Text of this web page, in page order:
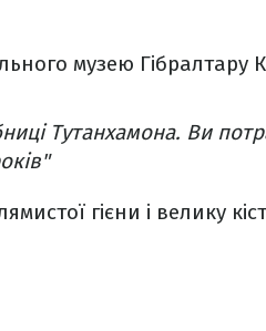
музею Гібралтару
Тутанхамона. Ви
гієни і велику